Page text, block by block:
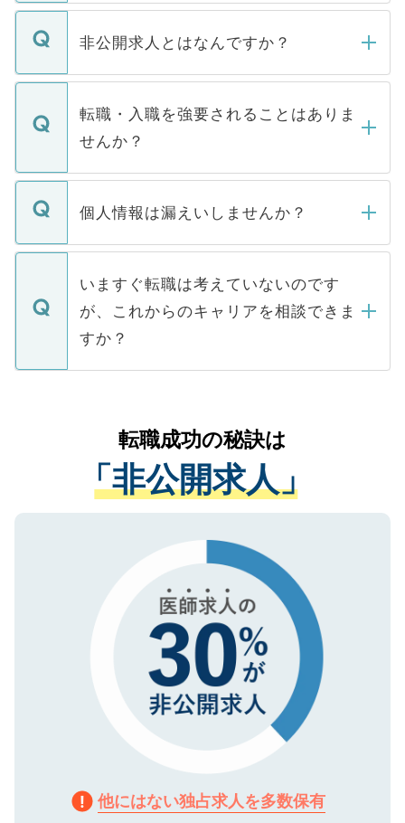
ご登録いただきましたら、弊社担当者がご
登録内容を確認し、その後メールもしくは
ます。通常、5営業日以内にはご連絡をせて
いただきますので、しばらくお待ちくださ
非公開求人とはなんですか？
マイナビDOCTORで取り扱っている求人の
うち約3割は、Webサイトからご覧いただ
けない「非公開求人」です。非公開求人は
下記の理由によって、一般には公開してい
ません。
■応募殺到を避けるため 人気のある医療機
関を公にしてしまうと、応募が殺到する場
に、医療機関が求める条件に合った人材の
みを人材紹介会社に依頼するケースが増え
ています。
転職・入職を強要されることはありま
せんか？
転職・入職を強要することは一切ありませ
ん。また、仮に応募先から内定をいただい
定を承諾する必要はありません。内定先へ
の辞退の連絡はキャリアパートナーが行い
個人情報は漏えいしませんか？
個人情報が漏えいすることはありませんの
で、ご安心ください。当サイトからの登録
などで収集したご登録者様の個人情報は、
ご本人のキャリアアップおよび転職活動の
支援を目的に使用いたします。お預かりし
ているすべての個人データはご本人の許可
は、個人情報の取り扱いについての厳密な
管理基準を満たした事業者のみに付与され
る、プライバシーマークを取得済みです。
で、機密保持に関してもご安心ください。
いますぐ転職は考えていないのです
が、これからのキャリアを相談できま
すか？
かがいして、現在の医療機関の状況や紹介
経験をまじえながら、適切なアドバイスを
させていただきます。すぐにご転職をされ
ない方には、長期的なサポートが可能です
ので、まずはご登録ください。
転職成功の秘訣は
「非公開求人」
他にはない独占求人を多数保有